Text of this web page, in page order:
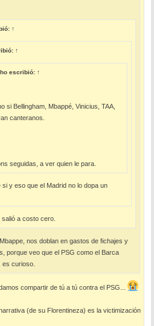
↑
↑
escribió: ↑
si Bellingham, Mbappé, Vinicius, TAA,
canteranos.
seguidas, a ver quien le para.
si y eso que el Madrid no lo dopa un
a costo cero.
nos doblan en gastos de fichajes y
porque veo que el PSG como el Barca
curioso.
compartir de tú a tú contra el PSG...
(de su Florentineza) es la victimización